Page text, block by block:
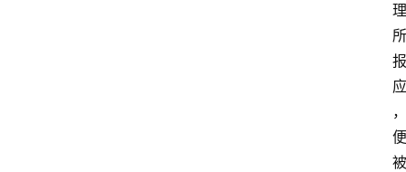
理
所
报
应
，
便
被